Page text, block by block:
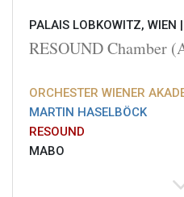
PALAIS LOBKOWITZ, WIEN |
RESOUND Chamber
ORCHESTER WIENER
MARTIN HASELBÖCK
RESOUND
MABO